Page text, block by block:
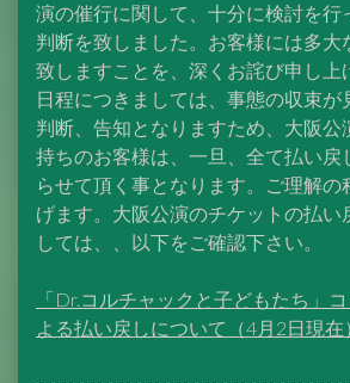
演の催行に関して、十分に検討を行
判断を致しました。お客様には多大
致しますことを、深くお詫び申し上
日程につきましては、事態の収束が
判断、告知となりますため、大阪公
持ちのお客様は、一旦、全て払い戻
らせて頂く事となります。ご理解の
げます。大阪公演のチケットの払い
しては、、以下をご確認下さい。
「Dr.コルチャックと子どもたち」
よる払い戻しについて（4月2日現在